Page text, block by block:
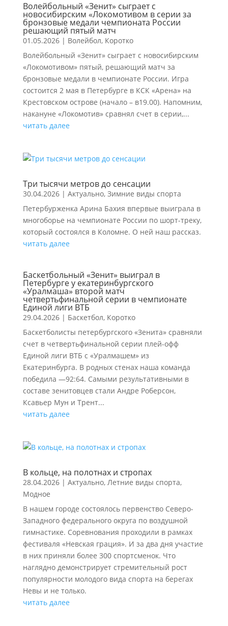
Волейбольный «Зенит» сыграет с
новосибирским «Локомотивом в серии за
бронзовые медали чемпионата России
решающий пятый матч
01.05.2026| Волейбол, Коротко
Волейбольный «Зенит» сыграет с новосибирским
«Локомотивом» пятый, решающий матч за
бронзовые медали в чемпионате России. Игра
состоится 2 мая в Петербурге в КСК «Арена» на
Крестовском острове (начало – в19.00). Напомним,
накануне «Локомотив» сравнял счет в серии,...
читать далее
Три тысячи метров до сенсации
30.04.2026| Актуально, Зимние виды спорта
Петербурженка Арина Бахия впервые выиграла в
многоборье на чемпионате России по шорт-треку,
который состоялся в Коломне. О ней наш рассказ.
читать далее
Баскетбольный «Зенит» выиграл в
Петербурге у екатеринбургского
«Уралмаша» второй матч
четвертьфинальной серии в чемпионате
Единой лиги ВТБ
29.04.2026| Баскетбол, Коротко
Баскетболисты петербургского «Зенита» сравняли
счет в четвертьфинальной серии плей-офф
Единой лиги ВТБ с «Уралмашем» из
Екатеринбурга. В родных стенах наша команда
победила —92:64. Самыми результативными в
составе зенитовцев стали Андре Роберсон,
Ксавьер Мун и Трент...
читать далее
В кольце, на полотнах и стропах
28.04.2026| Актуально, Летние виды спорта,
Модное
В нашем городе состоялось первенство Северо-
Западного федерального округа по воздушной
гимнастике. Соревнования проходили в рамках
фестиваля «Невская грация». И за два дня участие
в них приняли более 300 спортсменок. Что
наглядно демонстрирует стремительный рост
популярности молодого вида спорта на берегах
Невы и не только.
читать далее